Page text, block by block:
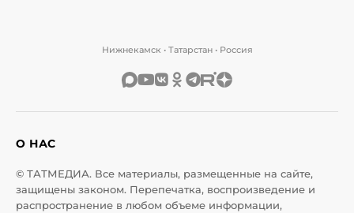
Нижнекамск • Татарстан • Россия
О НАС
© ТАТМЕДИА. Все материалы, размещенные на сайте,
защищены законом. Перепечатка, воспроизведение и
распространение в любом объеме информации,